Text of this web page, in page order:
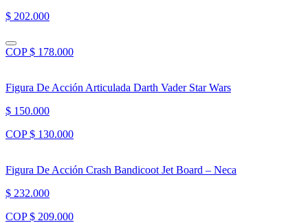
$ 202.000
COP $ 178.000
Figura De Acción Articulada Darth Vader Star Wars
$ 150.000
COP $ 130.000
Figura De Acción Crash Bandicoot Jet Board – Neca
$ 232.000
COP $ 209.000